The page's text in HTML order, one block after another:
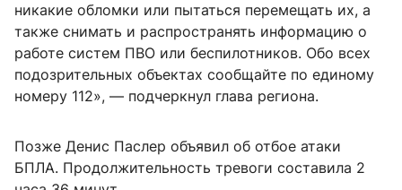
никакие обломки или пытаться перемещать их, а
также снимать и распространять информацию о
работе систем ПВО или беспилотников. Обо всех
подозрительных объектах сообщайте по единому
номеру 112», — подчеркнул глава региона.
Позже Денис Паслер объявил об отбое атаки
БПЛА. Продолжительность тревоги составила 2